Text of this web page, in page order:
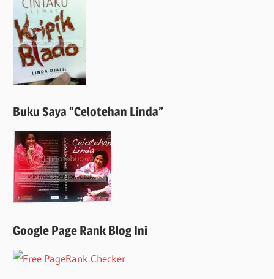
Buku Saya “Celotehan Linda”
Google Page Rank Blog Ini